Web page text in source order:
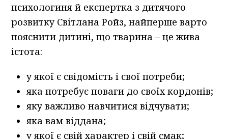
психологиня й експертка з дитячого
розвитку Світлана Ройз, найперше варто
пояснити дитині, що тварина – це жива
істота:
у якої є свідомість і свої потреби;
яка потребує поваги до своїх кордонів;
яку важливо навчитися відчувати;
яка вам віддана;
у якої є свій характер і свій смак;